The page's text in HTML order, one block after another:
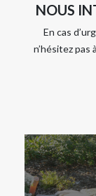
NOUS
En cas
n’hésitez pas